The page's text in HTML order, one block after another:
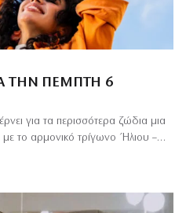
ΤΗΝ ΠΈΜΠΤΗ 6
για τα περισσότερα ζώδια μια
με το αρμονικό τρίγωνο Ήλιου –…